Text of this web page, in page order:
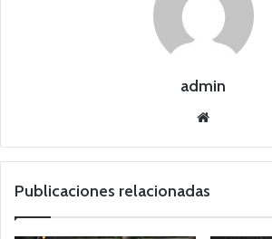
admin
we
Publicaciones relacionadas